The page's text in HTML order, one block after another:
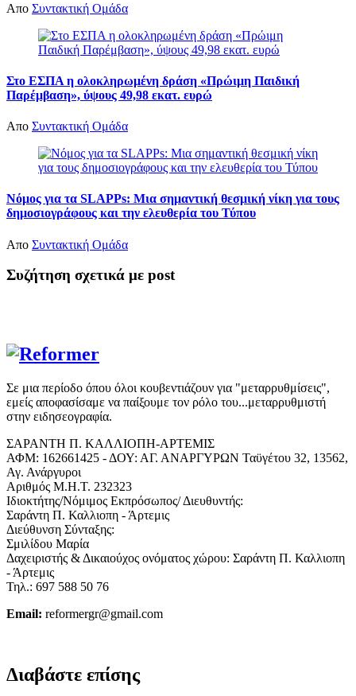
Απο Συντακτική Ομάδα
Στο ΕΣΠΑ η ολοκληρωμένη δράση «Πρώιμη Παιδική
Παρέμβαση», ύψους 49,98 εκατ. ευρώ
Απο Συντακτική Ομάδα
Νόμος για τα SLAPPs: Μια σημαντική θεσμική νίκη για τους
δημοσιογράφους και την ελευθερία του Τύπου
Απο Συντακτική Ομάδα
Συζήτηση σχετικά με post
Σε μια περίοδο όπου όλοι κουβεντιάζουν για "μεταρρυθμίσεις",
εμείς αποφασίσαμε να παίξουμε τον ρόλο του...μεταρρυθμιστή
στην ειδησεογραφία.
ΣΑΡΑΝΤΗ Π. ΚΑΛΛΙΟΠΗ-ΑΡΤΕΜΙΣ
ΑΦΜ: 162661425 - ΔΟΥ: ΑΓ. ΑΝΑΡΓΥΡΩΝ Ταϋγέτου 32, 13562,
Αγ. Ανάργυροι
Αριθμός Μ.Η.Τ. 232323
Ιδιοκτήτης/Νόμιμος Εκπρόσωπος/ Διευθυντής:
Σαράντη Π. Καλλιοπη - Άρτεμις
Διεύθυνση Σύνταξης:
Σμιλίδου Μαρία
Δαχειριστής & Δικαιούχος ονόματος χώρου: Σαράντη Π. Καλλιοπη
- Άρτεμις
Τηλ.: 697 588 50 76
Email: reformergr@gmail.com
Διαβάστε επίσης